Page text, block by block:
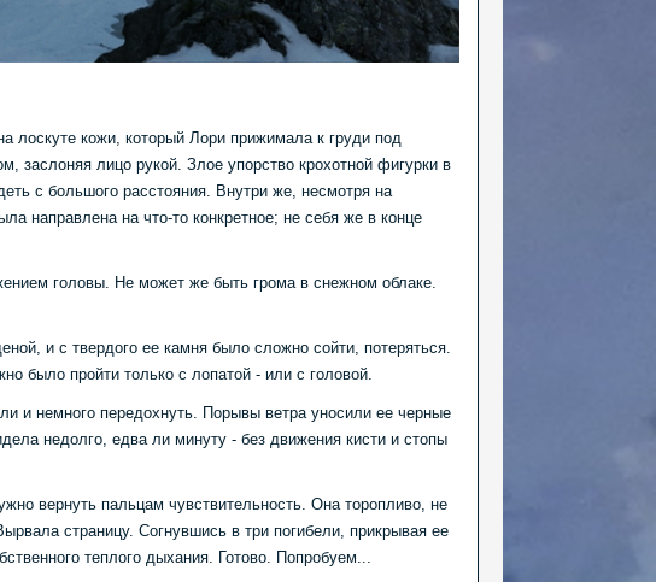
лоскуте кожи, который Лори прижимала к груди под
заслоняя лицо рукой. Злое упорство крохотной фигурки в
с большого расстояния. Внутри же, несмотря на
направлена на что-то конкретное; не себя же в конце
головы. Не может же быть грома в снежном облаке.
и с твердого ее камня было сложно сойти, потеряться.
было пройти только с лопатой - или с головой.
и немного передохнуть. Порывы ветра уносили ее черные
недолго, едва ли минуту - без движения кисти и стопы
вернуть пальцам чувствительность. Она торопливо, не
страницу. Согнувшись в три погибели, прикрывая ее
теплого дыхания. Готово. Попробуем...